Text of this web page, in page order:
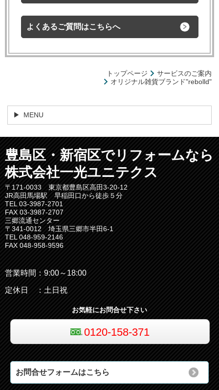
よくあるご質問はこちらへ
トップページ
サービスのご案内
オリジナル雑貨ブランド"rebolld"
MENU
豊島区・新宿区でリフォームなら
株式会社一光ユニテクス
〒171-0033 東京都豊島区高田3-20-12
JR高田馬場駅 早稲田口から徒歩５分
TEL 03-3987-2701
FAX 03-3987-2707
三郷流通センター
〒341-0012 埼玉県三郷市半田6-1
TEL 048-959-2146
FAX 048-958-9596
営業時間：9:00～18:00
定休日 ：土日祝
お気軽にお問合せ下さい
0120-158-371
お問合せフォームはこちら